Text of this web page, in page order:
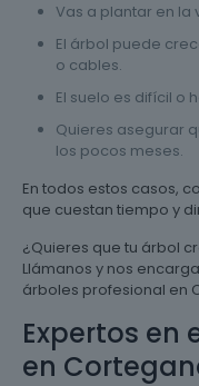
Vas a plantar en
El árbol puede
o cables.
El suelo es difícil o
Quieres asegurar
los pocos meses.
En todos estos casos,
que cuestan tiempo y
¿Quieres que tu árbol
Llámanos y nos
árboles profesional en
Expertos en
en